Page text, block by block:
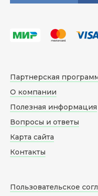
Партнерская
О компании
Полезная информация
Вопросы и ответы
Карта сайта
Контакты
Пользовательское